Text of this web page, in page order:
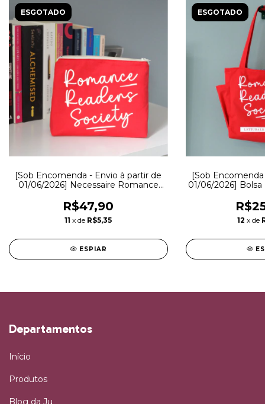
ESGOTADO
[Sob Encomenda - Envio à partir de
01/06/2026] Necessaire Romance
R$47,90
11 x de R$5,35
ESPIAR
ESGOTADO
[Sob
01/06/2026]
12 x de
Departamentos
Início
Produtos